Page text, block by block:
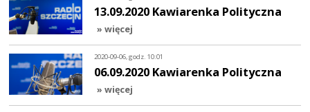
13.09.2020 Kawiarenka Polityczna
» więcej
2020-09-06, godz. 10:01
06.09.2020 Kawiarenka Polityczna
» więcej